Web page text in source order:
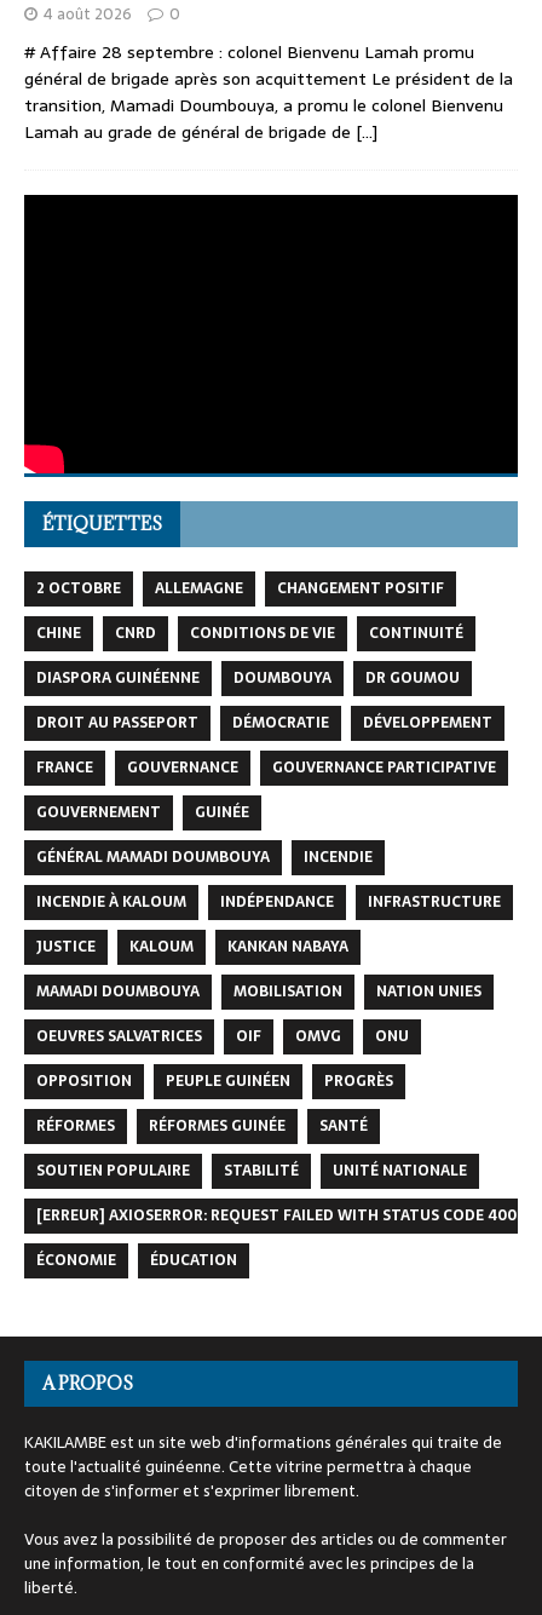
4 août 2026 0
# Affaire 28 septembre : colonel Bienvenu Lamah promu
général de brigade après son acquittement Le président de la
transition, Mamadi Doumbouya, a promu le colonel Bienvenu
Lamah au grade de général de brigade de [...]
ÉTIQUETTES
2 OCTOBRE ALLEMAGNE
CHANGEMENT POSITIF
CHINE
CNRD CONDITIONS DE VIE
CONTINUITÉ
DIASPORA GUINÉENNE
DOUMBOUYA
DR GOUMOU
DROIT AU PASSEPORT
DÉMOCRATIE
DÉVELOPPEMENT
FRANCE
GOUVERNANCE
GOUVERNANCE PARTICIPATIVE
GOUVERNEMENT
GUINÉE
GÉNÉRAL MAMADI DOUMBOUYA
INCENDIE
INCENDIE À KALOUM
INDÉPENDANCE
INFRASTRUCTURE
JUSTICE
KALOUM
KANKAN NABAYA
MAMADI DOUMBOUYA
MOBILISATION
NATION UNIES
OEUVRES SALVATRICES
OIF OMVG
ONU
OPPOSITION
PEUPLE GUINÉEN
PROGRÈS
RÉFORMES
RÉFORMES GUINÉE
SANTÉ
SOUTIEN POPULAIRE
STABILITÉ
UNITÉ NATIONALE
[ERREUR] AXIOSERROR: REQUEST FAILED WITH STATUS CODE 400
ÉCONOMIE
ÉDUCATION
A PROPOS
KAKILAMBE est un site web d'informations générales qui traite de
toute l'actualité guinéenne. Cette vitrine permettra à chaque
citoyen de s'informer et s'exprimer librement.
Vous avez la possibilité de proposer des articles ou de commenter
une information, le tout en conformité avec les principes de la
liberté.